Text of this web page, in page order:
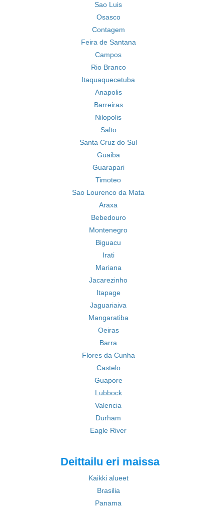
Sao Luis
Osasco
Contagem
Feira de Santana
Campos
Rio Branco
Itaquaquecetuba
Anapolis
Barreiras
Nilopolis
Salto
Santa Cruz do Sul
Guaiba
Guarapari
Timoteo
Sao Lourenco da Mata
Araxa
Bebedouro
Montenegro
Biguacu
Irati
Mariana
Jacarezinho
Itapage
Jaguariaiva
Mangaratiba
Oeiras
Barra
Flores da Cunha
Castelo
Guapore
Lubbock
Valencia
Durham
Eagle River
Deittailu eri maissa
Kaikki alueet
Brasilia
Panama